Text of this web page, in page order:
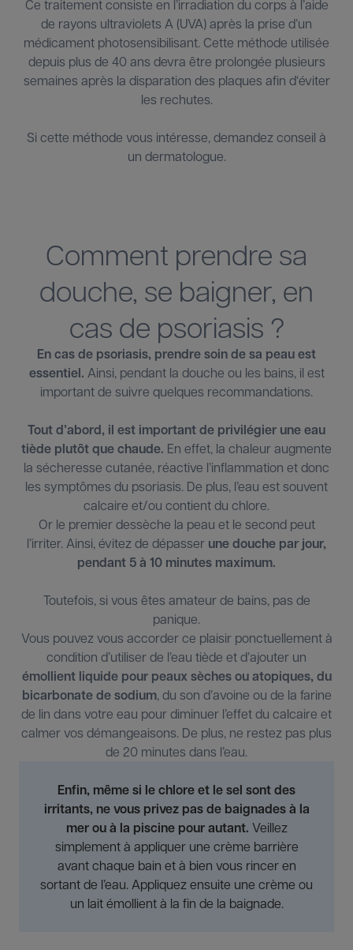
Ce traitement consiste en l’irradiation du corps à l’aide
de rayons ultraviolets A (UVA) après la prise d’un
médicament photosensibilisant. Cette méthode utilisée
depuis plus de 40 ans devra être prolongée plusieurs
semaines après la disparation des plaques afin d‘éviter
les rechutes.
Si cette méthode vous intéresse, demandez conseil à
un dermatologue.
Comment prendre sa
douche, se baigner, en
cas de psoriasis ?
En cas de psoriasis, prendre soin de sa peau est
essentiel. Ainsi, pendant la douche ou les bains, il est
important de suivre quelques recommandations.
Tout d’abord, il est important de privilégier une eau
tiède plutôt que chaude. En effet, la chaleur augmente
la sécheresse cutanée, réactive l’inflammation et donc
les symptômes du psoriasis. De plus, l’eau est souvent
calcaire et/ou contient du chlore.
Or le premier dessèche la peau et le second peut
l’irriter. Ainsi, évitez de dépasser une douche par jour,
pendant 5 à 10 minutes maximum.
Toutefois, si vous êtes amateur de bains, pas de
panique.
Vous pouvez vous accorder ce plaisir ponctuellement à
condition d’utiliser de l’eau tiède et d’ajouter un
émollient liquide pour peaux sèches ou atopiques, du
bicarbonate de sodium, du son d’avoine ou de la farine
de lin dans votre eau pour diminuer l’effet du calcaire et
calmer vos démangeaisons. De plus, ne restez pas plus
de 20 minutes dans l’eau.
Enfin, même si le chlore et le sel sont des
irritants, ne vous privez pas de baignades à la
mer ou à la piscine pour autant. Veillez
simplement à appliquer une crème barrière
avant chaque bain et à bien vous rincer en
sortant de l’eau. Appliquez ensuite une crème ou
un lait émollient à la fin de la baignade.